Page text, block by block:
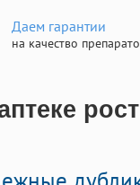
Даем гарантии
на качество